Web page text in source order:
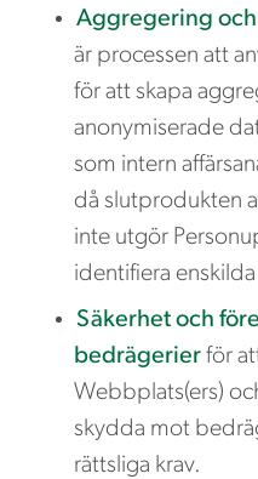
Aggregering
är processen att
för att skapa
anonymiserade
som intern
då slutprodukten
inte utgör
identifiera
Säkerhet och
bedrägerier för
Webbplats(ers)
skydda mot
rättsliga krav.